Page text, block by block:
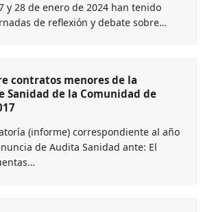
y 28 de enero de 2024 han tenido
de reflexión y debate sobre…
contratos menores de la
Sanidad de la Comunidad de
(informe) correspondiente al año
de Audita Sanidad ante: El